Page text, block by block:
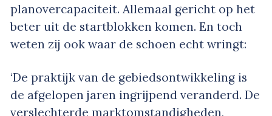
planovercapaciteit. Allemaal gericht op het
beter uit de startblokken komen. En toch
weten zij ook waar de schoen echt wringt:
‘De praktijk van de gebiedsontwikkeling is
de afgelopen jaren ingrijpend veranderd. De
verslechterde marktomstandigheden,